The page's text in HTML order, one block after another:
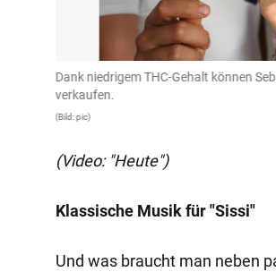
Dank niedrigem THC-Gehalt können
verkaufen.
(Bild: pic)
(Video: "Heute")
Klassische Musik für "Sissi"
Und was braucht man neben